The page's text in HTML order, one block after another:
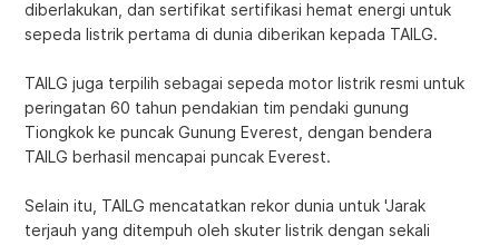
diberlakukan, dan sertifikat sertifikasi hemat energi untuk
sepeda listrik pertama di dunia diberikan kepada TAILG.
TAILG juga terpilih sebagai sepeda motor listrik resmi untuk
peringatan 60 tahun pendakian tim pendaki gunung
Tiongkok ke puncak Gunung Everest, dengan bendera
TAILG berhasil mencapai puncak Everest.
Selain itu, TAILG mencatatkan rekor dunia untuk 'Jarak
terjauh yang ditempuh oleh skuter listrik dengan sekali